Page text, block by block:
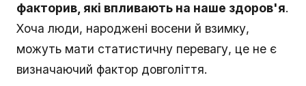
факторив, які впливають на наше здоров'я.
Хоча люди, народжені восени й взимку,
можуть мати статистичну перевагу, це не є
визначаючий фактор довголіття.